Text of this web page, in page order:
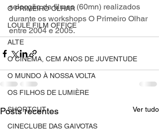
O PRIMEIRO OLHAR
LOULÉ FILM OFFICE
ALTE
O CINEMA, CEM ANOS DE JUVENTUDE
O MUNDO À NOSSA VOLTA
OS FILHOS DE LUMIÈRE
SHORTCUT
CINECLUBE DAS GAIVOTAS
selecção de filmes (60mn) realizados
durante os workshops O Primeiro Olhar
entre 2004 e 2005.
Posts recentes Ver tudo